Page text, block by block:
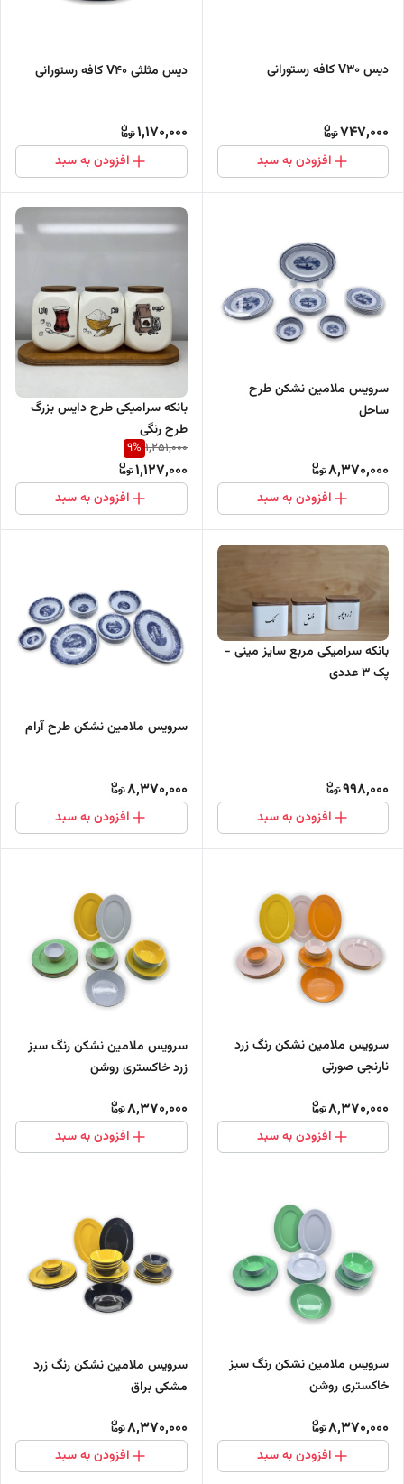
دیس V30 کافه رستورانی
747,000
افزودن به سبد
دیس مثلثی V40 کافه رستورانی
1,170,000
افزودن به سبد
سرویس ملامین نشکن طرح
ساحل
8,370,000
افزودن به سبد
بانکه سرامیکی طرح دایس بزرگ
طرح رنگی
1,251,000
9%
1,127,000
افزودن به سبد
بانکه سرامیکی مربع سایز مینی -
پک 3 عددی
998,000
افزودن به سبد
سرویس ملامین نشکن طرح آرام
8,370,000
افزودن به سبد
سرویس ملامین نشکن رنگ زرد
نارنجی صورتی
8,370,000
افزودن به سبد
سرویس ملامین نشکن رنگ سبز
زرد خاکستری روشن
8,370,000
افزودن به سبد
سرویس ملامین نشکن رنگ سبز
خاکستری روشن
8,370,000
افزودن به سبد
سرویس ملامین نشکن رنگ زرد
مشکی براق
8,370,000
افزودن به سبد